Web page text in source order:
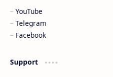
YouTube
Telegram
Facebook
Support